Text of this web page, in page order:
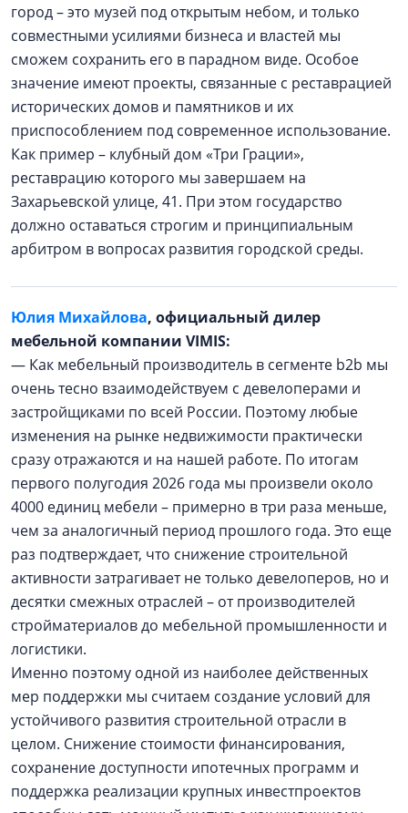
город – это музей под открытым небом, и только
совместными усилиями бизнеса и властей мы
сможем сохранить его в парадном виде. Особое
значение имеют проекты, связанные с реставрацией
исторических домов и памятников и их
приспособлением под современное использование.
Как пример – клубный дом «Три Грации»,
реставрацию которого мы завершаем на
Захарьевской улице, 41. При этом государство
должно оставаться строгим и принципиальным
арбитром в вопросах развития городской среды.
Юлия Михайлова, официальный дилер
мебельной компании VIMIS:
— Как мебельный производитель в сегменте b2b мы
очень тесно взаимодействуем с девелоперами и
застройщиками по всей России. Поэтому любые
изменения на рынке недвижимости практически
сразу отражаются и на нашей работе. По итогам
первого полугодия 2026 года мы произвели около
4000 единиц мебели – примерно в три раза меньше,
чем за аналогичный период прошлого года. Это еще
раз подтверждает, что снижение строительной
активности затрагивает не только девелоперов, но и
десятки смежных отраслей – от производителей
стройматериалов до мебельной промышленности и
логистики.
Именно поэтому одной из наиболее действенных
мер поддержки мы считаем создание условий для
устойчивого развития строительной отрасли в
целом. Снижение стоимости финансирования,
сохранение доступности ипотечных программ и
поддержка реализации крупных инвестпроектов